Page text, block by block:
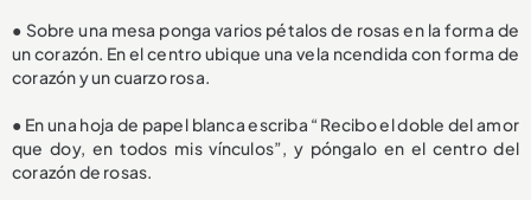
● Sobre una mesa ponga varios pétalos de rosas en la forma de
un corazón. En el centro ubique una vela ncendida con forma de
corazón y un cuarzo rosa.
● En una hoja de papel blanca escriba “Recibo el doble del amor
que doy, en todos mis vínculos”, y póngalo en el centro del
corazón de rosas.